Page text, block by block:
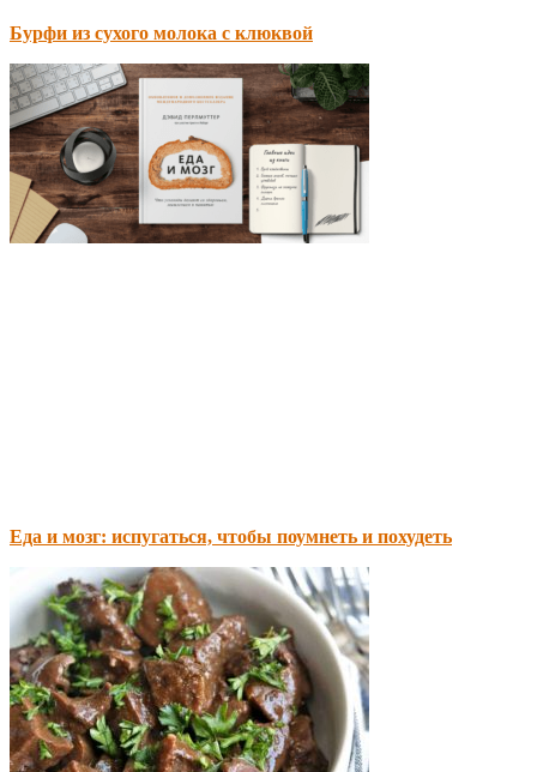
Бурфи из сухого молока с клюквой
Еда и мозг: испугаться, чтобы поумнеть и похудеть